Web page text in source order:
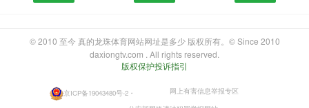
© 2010 至今 真的龙珠体育网站网址是多少 版权所有。© Since 2010
daxiongtv.com . All rights reserved.
版权保护投诉指引
京ICP备19043480号-2 ・
网上有害信息举报专区